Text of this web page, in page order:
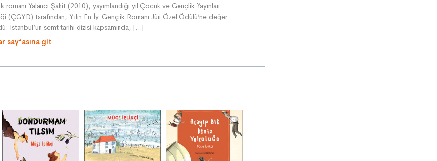
romanı Yalancı Şahit (2010), yayımlandığı yıl Çocuk ve Gençlik Yayınları
(ÇGYD) tarafından, Yılın En İyi Gençlik Romanı Jüri Özel Ödülü’ne değer
İstanbul’un semt tarihi dizisi kapsamında, […]
sayfasına git